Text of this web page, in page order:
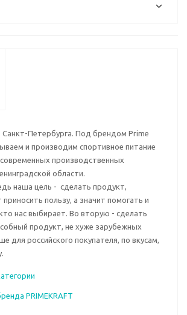
Петербурга. Под брендом Prime
и производим спортивное питание
современных производственных
области.
наша цель - сделать продукт,
пользу, а значит помогать и
нас выбирает. Во вторую - сделать
продукт, не хуже зарубежных
для российского покупателя, по вкусам,
PRIMEKRAFT